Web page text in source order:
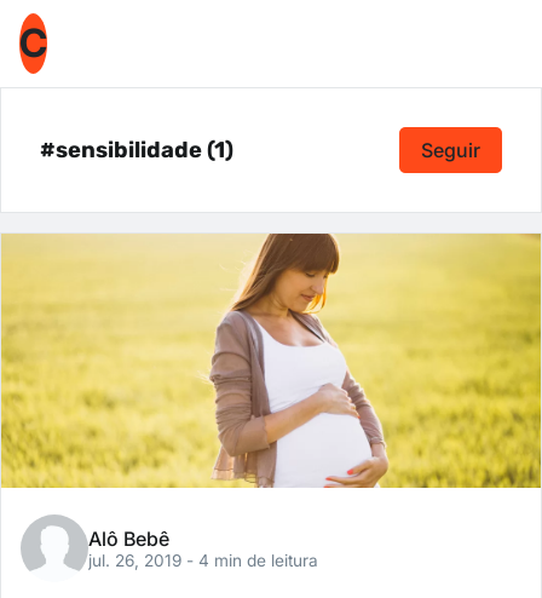
C
#sensibilidade (1) Seguir
Alô Bebê
jul. 26, 2019 - 4 min de leitura